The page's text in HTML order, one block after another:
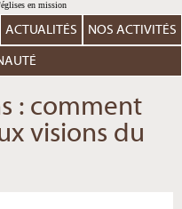
ACTUALITÉS NOS ACTIVITÉS
: comment
visions du